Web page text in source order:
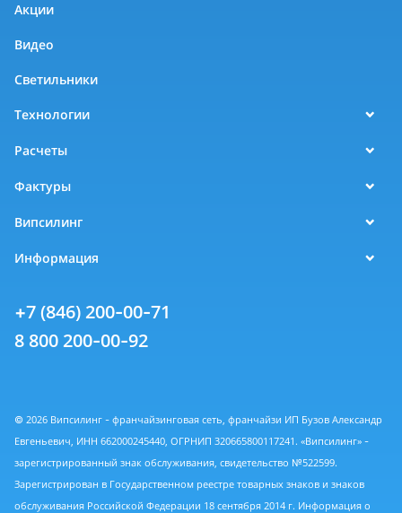
Акции
Видео
Светильники
Технологии
Расчеты
Фактуры
Випсилинг
Информация
+7 (846) 200-00-71
8 800 200-00-92
© 2026 Випсилинг - франчайзинговая сеть, франчайзи ИП Бузов Александр
Евгеньевич, ИНН 662000245440, ОГРНИП 320665800117241. «Випсилинг» -
зарегистрированный знак обслуживания, свидетельство №522599.
Зарегистрирован в Государственном реестре товарных знаков и знаков
обслуживания Российской Федерации 18 сентября 2014 г. Информация о